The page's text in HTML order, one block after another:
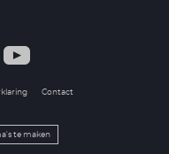
Contact
te maken